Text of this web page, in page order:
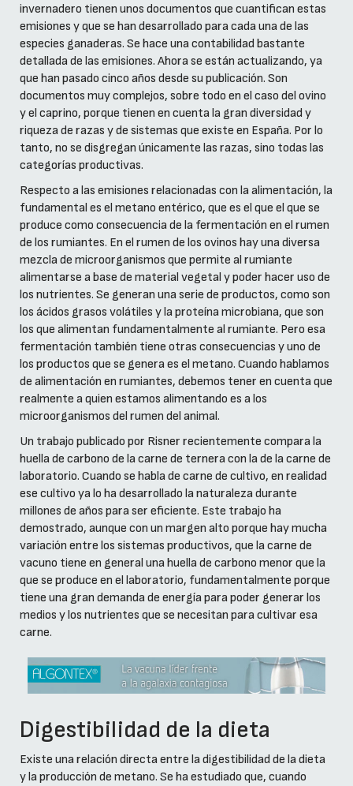
invernadero tienen unos documentos que cuantifican estas
emisiones y que se han desarrollado para cada una de las
especies ganaderas. Se hace una contabilidad bastante
detallada de las emisiones. Ahora se están actualizando, ya
que han pasado cinco años desde su publicación. Son
documentos muy complejos, sobre todo en el caso del ovino
y el caprino, porque tienen en cuenta la gran diversidad y
riqueza de razas y de sistemas que existe en España. Por lo
tanto, no se disgregan únicamente las razas, sino todas las
categorías productivas.
Respecto a las emisiones relacionadas con la alimentación, la
fundamental es el metano entérico, que es el que el que se
produce como consecuencia de la fermentación en el rumen
de los rumiantes. En el rumen de los ovinos hay una diversa
mezcla de microorganismos que permite al rumiante
alimentarse a base de material vegetal y poder hacer uso de
los nutrientes. Se generan una serie de productos, como son
los ácidos grasos volátiles y la proteína microbiana, que son
los que alimentan fundamentalmente al rumiante. Pero esa
fermentación también tiene otras consecuencias y uno de
los productos que se genera es el metano. Cuando hablamos
de alimentación en rumiantes, debemos tener en cuenta que
realmente a quien estamos alimentando es a los
microorganismos del rumen del animal.
Un trabajo publicado por Risner recientemente compara la
huella de carbono de la carne de ternera con la de la carne de
laboratorio. Cuando se habla de carne de cultivo, en realidad
ese cultivo ya lo ha desarrollado la naturaleza durante
millones de años para ser eficiente. Este trabajo ha
demostrado, aunque con un margen alto porque hay mucha
variación entre los sistemas productivos, que la carne de
vacuno tiene en general una huella de carbono menor que la
que se produce en el laboratorio, fundamentalmente porque
tiene una gran demanda de energía para poder generar los
medios y los nutrientes que se necesitan para cultivar esa
carne.
Digestibilidad de la dieta
Existe una relación directa entre la digestibilidad de la dieta
y la producción de metano. Se ha estudiado que, cuando